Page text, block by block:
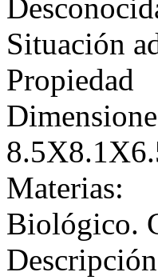
Situación
Propiedad
Materias:
Biológico.